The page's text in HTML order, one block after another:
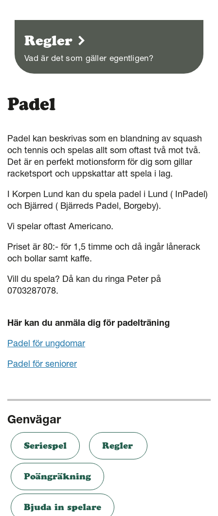
Regler
Vad är det som gäller egentligen?
Padel
Padel kan beskrivas som en blandning av squash
och tennis och spelas allt som oftast två mot två.
Det är en perfekt motionsform för dig som gillar
racketsport och uppskattar att spela i lag.
I Korpen Lund kan du spela padel i Lund ( InPadel)
och Bjärred ( Bjärreds Padel, Borgeby).
Vi spelar oftast Americano.
Priset är 80:- för 1,5 timme och då ingår lånerack
och bollar samt kaffe.
Vill du spela? Då kan du ringa Peter på
0703287078.
Här kan du anmäla dig för padelträning
Padel för ungdomar
Padel för seniorer
Genvägar
Seriespel Regler
Poängräkning
Bjuda in spelare